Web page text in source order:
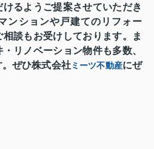
るようご提案させていただき
ンションや戸建てのリフォー
談もお受けしております。ま
リノベーション物件も多数、
ぜひ株式会社ミーツ不動産にぜ